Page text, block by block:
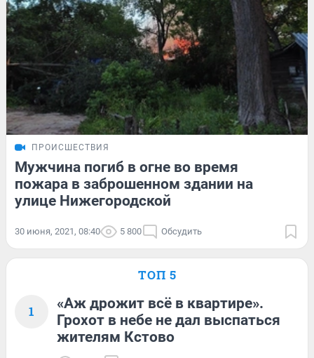
ПРОИСШЕСТВИЯ
Мужчина погиб в огне во время
пожара в заброшенном здании на
улице Нижегородской
30 июня, 2021, 08:40 5 800 Обсудить
ТОП 5
1
«Аж дрожит всё в квартире».
Грохот в небе не дал выспаться
жителям Кстово